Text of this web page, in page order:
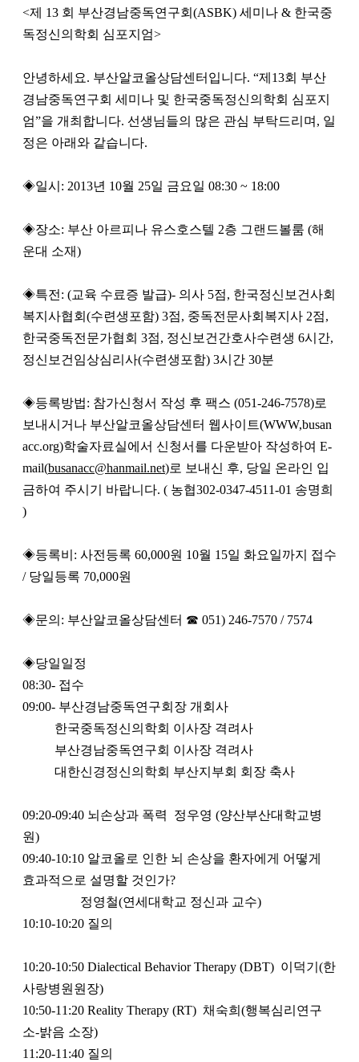
<제 13 회 부산경남중독연구회(ASBK) 세미나 & 한국중
독정신의학회 심포지엄>
안녕하세요. 부산알코올상담센터입니다. “제13회 부산
경남중독연구회 세미나 및 한국중독정신의학회 심포지
엄”을 개최합니다. 선생님들의 많은 관심 부탁드리며, 일
정은 아래와 같습니다.
◈일시: 2013년 10월 25일 금요일 08:30 ~ 18:00
◈장소: 부산 아르피나 유스호스텔 2층 그랜드볼룸 (해
운대 소재)
◈특전: (교육 수료증 발급)- 의사 5점, 한국정신보건사회
복지사협회(수련생포함) 3점, 중독전문사회복지사 2점,
한국중독전문가협회 3점, 정신보건간호사수련생 6시간,
정신보건임상심리사(수련생포함) 3시간 30분
◈등록방법: 참가신청서 작성 후 팩스 (051-246-7578)로
보내시거나 부산알코올상담센터 웹사이트(WWW,busan
acc.org)학술자료실에서 신청서를 다운받아 작성하여 E-
mail(busanacc@hanmail.net)로 보내신 후, 당일 온라인 입
금하여 주시기 바랍니다. ( 농협302-0347-4511-01 송명희
)
◈등록비: 사전등록 60,000원 10월 15일 화요일까지 접수
/ 당일등록 70,000원
◈문의: 부산알코올상담센터 ☎ 051) 246-7570 / 7574
◈당일일정
08:30- 접수
09:00- 부산경남중독연구회장 개회사
한국중독정신의학회 이사장 격려사
부산경남중독연구회 이사장 격려사
대한신경정신의학회 부산지부회 회장 축사
09:20-09:40 뇌손상과 폭력 정우영 (양산부산대학교병
원)
09:40-10:10 알코올로 인한 뇌 손상을 환자에게 어떻게
효과적으로 설명할 것인가?
정영철(연세대학교 정신과 교수)
10:10-10:20 질의
10:20-10:50 Dialectical Behavior Therapy (DBT) 이덕기(한
사랑병원원장)
10:50-11:20 Reality Therapy (RT) 채숙희(행복심리연구
소-밝음 소장)
11:20-11:40 질의